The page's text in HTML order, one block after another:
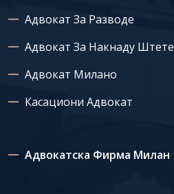
Адвокат За Разводе
Адвокат За Накнаду Штете
Адвокат Милано
Касациони Адвокат
Адвокатска Фирма Милан